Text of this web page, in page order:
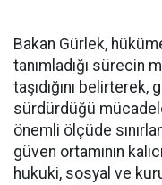
Bakan Gürlek,
tanımladığı sürecin
taşıdığını belirterek,
sürdürdüğü
önemli ölçüde
güven ortamının
hukuki, sosyal ve